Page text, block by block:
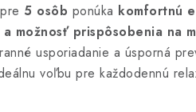
5 osôb ponúka komfortnú
a možnosť prispôsobenia na
usporiadanie a úsporná
voľbu pre každodennú